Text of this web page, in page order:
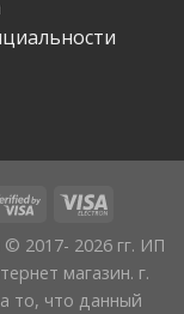
2017- 2026 гг. ИП
магазин. г.
то, что данный